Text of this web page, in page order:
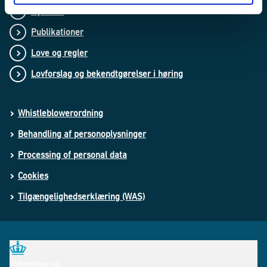
Nyheder
Publikationer
Love og regler
Lovforslag og bekendtgørelser i høring
Whistleblowerordning
Behandling af personoplysninger
Processing of personal data
Cookies
Tilgængelighedserklæring (WAS)